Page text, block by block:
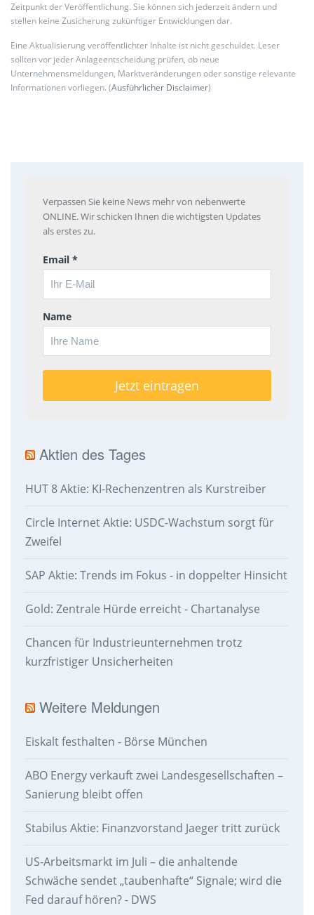
Zeitpunkt der Veröffentlichung. Sie können sich jederzeit ändern und
stellen keine Zusicherung zukünftiger Entwicklungen dar.
Eine Aktualisierung veröffentlichter Inhalte ist nicht geschuldet. Leser
sollten vor jeder Anlageentscheidung prüfen, ob neue
Unternehmensmeldungen, Marktveränderungen oder sonstige relevante
Informationen vorliegen. (Ausführlicher Disclaimer)
Verpassen Sie keine News mehr von nebenwerte
ONLINE. Wir schicken Ihnen die wichtigsten Updates
als erstes zu.
Email *
Name
Aktien des Tages
HUT 8 Aktie: KI-Rechenzentren als Kurstreiber
Circle Internet Aktie: USDC-Wachstum sorgt für
Zweifel
SAP Aktie: Trends im Fokus - in doppelter Hinsicht
Gold: Zentrale Hürde erreicht - Chartanalyse
Chancen für Industrieunternehmen trotz
kurzfristiger Unsicherheiten
Weitere Meldungen
Eiskalt festhalten - Börse München
ABO Energy verkauft zwei Landesgesellschaften –
Sanierung bleibt offen
Stabilus Aktie: Finanzvorstand Jaeger tritt zurück
US-Arbeitsmarkt im Juli – die anhaltende
Schwäche sendet „taubenhafte“ Signale; wird die
Fed darauf hören? - DWS